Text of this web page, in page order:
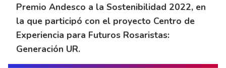
Premio Andesco a la Sostenibilidad 2022, en
la que participó con el proyecto Centro de
Experiencia para Futuros Rosaristas:
Generación UR.